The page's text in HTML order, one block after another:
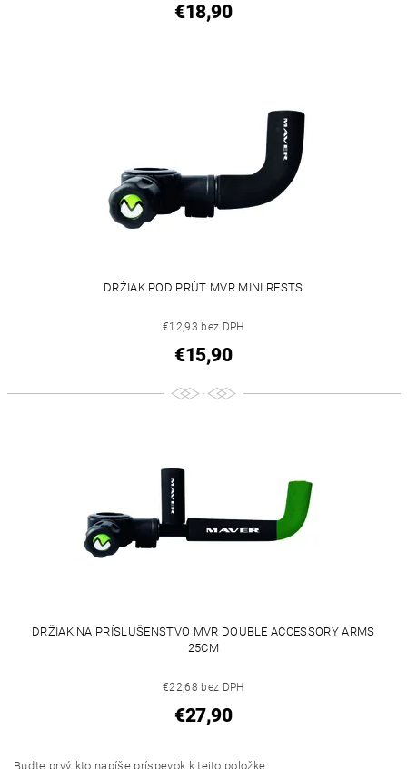
€18,90
DRŽIAK POD PRÚT MVR MINI RESTS
€12,93 bez DPH
€15,90
DRŽIAK NA PRÍSLUŠENSTVO MVR DOUBLE ACCESSORY ARMS
25CM
€22,68 bez DPH
€27,90
Buďte prvý, kto napíše príspevok k tejto položke.